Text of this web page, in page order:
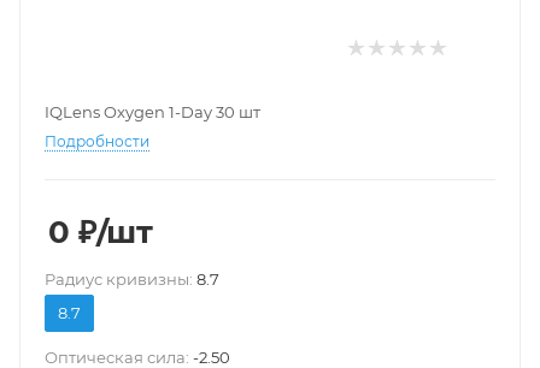
IQLens Oxygen 1-Day 30 шт
Подробности
0 ₽/шт
Pадиус кривизны: 8.7
8.7
Оптическая сила: -2.50